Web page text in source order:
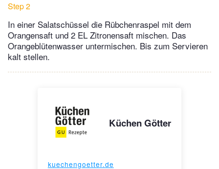
Step 2
In einer Salatschüssel die Rübchenraspel mit dem
Orangensaft und 2 EL Zitronensaft mischen. Das
Orangeblütenwasser untermischen. Bis zum Servieren
kalt stellen.
Küchen Götter
kuechengoetter.de